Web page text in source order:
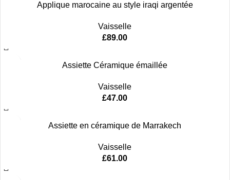
Applique marocaine au style iraqi argentée
Vaisselle
£89.00
Assiette Céramique émaillée
Vaisselle
£47.00
Assiette en céramique de Marrakech
Vaisselle
£61.00